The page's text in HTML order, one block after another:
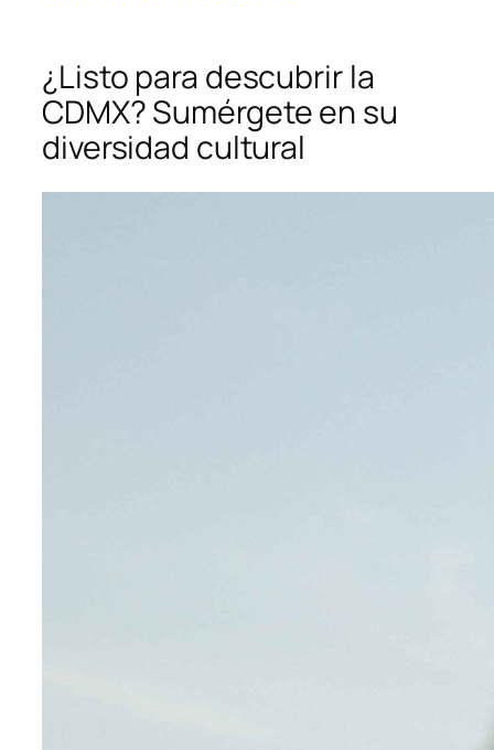
¿Listo para descubrir la
CDMX? Sumérgete en su
diversidad cultural